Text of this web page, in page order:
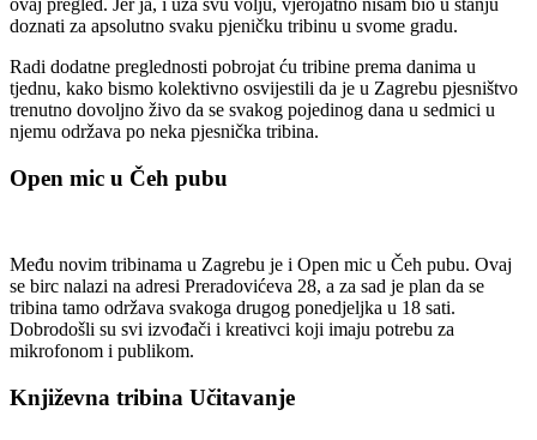
doznati za apsolutno svaku pjeničku tribinu u svome gradu.
Radi dodatne preglednosti pobrojat ću tribine prema danima u
tjednu, kako bismo kolektivno osvijestili da je u Zagrebu pjesništvo
trenutno dovoljno živo da se svakog pojedinog dana u sedmici u
njemu održava po neka pjesnička tribina.
Open mic u Čeh pubu
Među novim tribinama u Zagrebu je i Open mic u Čeh pubu. Ovaj
se birc nalazi na adresi Preradovićeva 28, a za sad je plan da se
tribina tamo održava svakoga drugog ponedjeljka u 18 sati.
Dobrodošli su svi izvođači i kreativci koji imaju potrebu za
mikrofonom i publikom.
Književna tribina Učitavanje